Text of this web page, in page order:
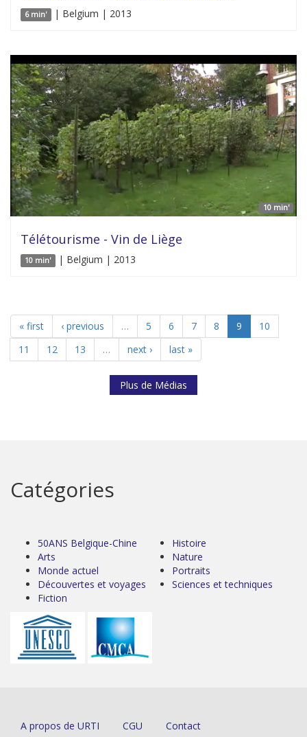
6 min' | Belgium | 2013
10 min'
Télétourisme - Vin de Liège
10 min' | Belgium | 2013
« first ‹ previous … 5 6 7 8 9
10
11
12 13 … next › last »
Plus de Médias
Catégories
50ANS Belgique-Chine
Arts
Monde actuel
Découvertes et voyages
Fiction
Histoire
Nature
Portraits
Sciences et techniques
A propos de URTI CGU Contact